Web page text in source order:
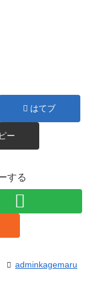
はてブ
ー
する
adminkagemaru